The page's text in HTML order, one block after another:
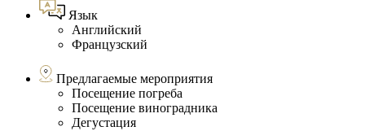
Язык
Английский
Французский
Предлагаемые мероприятия
Посещение погреба
Посещение виноградника
Дегустация